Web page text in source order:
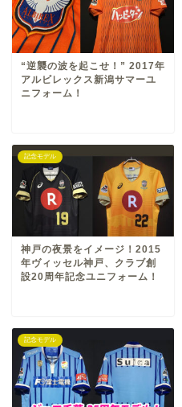
“逆襲の波を起こせ！” 2017年
アルビレックス新潟サマーユ
ニフォーム！
記念モデル
神戸の夜景をイメージ！2015
年ヴィッセル神戸、クラブ創
設20周年記念ユニフォーム！
記念モデル